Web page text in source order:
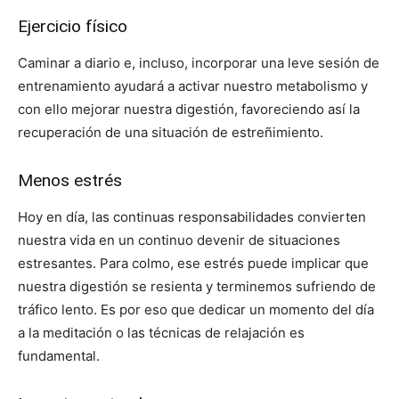
Ejercicio físico
Caminar a diario e, incluso, incorporar una leve sesión de
entrenamiento ayudará a activar nuestro metabolismo y
con ello mejorar nuestra digestión, favoreciendo así la
recuperación de una situación de estreñimiento.
Menos estrés
Hoy en día, las continuas responsabilidades convierten
nuestra vida en un continuo devenir de situaciones
estresantes. Para colmo, ese estrés puede implicar que
nuestra digestión se resienta y terminemos sufriendo de
tráfico lento. Es por eso que dedicar un momento del día
a la meditación o las técnicas de relajación es
fundamental.